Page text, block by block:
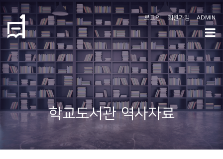
로그인 회원가입 ADMIN
학교도서관 역사자료
학
도
협
소
개
지